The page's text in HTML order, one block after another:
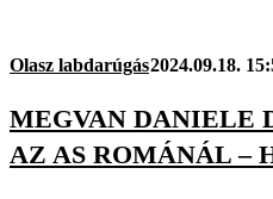
Olasz labdarúgás2024.09.18.
MEGVAN DANIELE
AZ AS ROMÁNÁL –